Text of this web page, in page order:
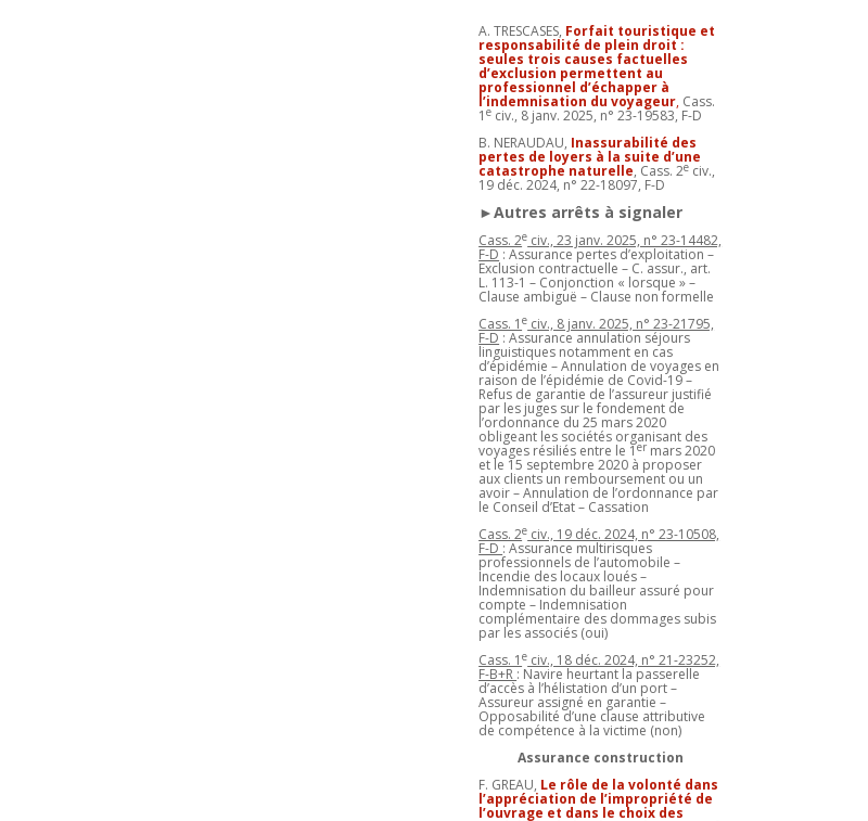
A. TRESCASES, Forfait touristique et
responsabilité de plein droit :
seules trois causes factuelles
d’exclusion permettent au
professionnel d’échapper à
l’indemnisation du voyageur, Cass.
1e civ., 8 janv. 2025, n° 23-19583, F-D
B. NERAUDAU, Inassurabilité des
pertes de loyers à la suite d’une
catastrophe naturelle, Cass. 2e civ.,
19 déc. 2024, n° 22-18097, F-D
►Autres arrêts à signaler
Cass. 2e civ., 23 janv. 2025, n° 23-14482,
F-D : Assurance pertes d’exploitation –
Exclusion contractuelle – C. assur., art.
L. 113-1 – Conjonction « lorsque » –
Clause ambiguë – Clause non formelle
Cass. 1e civ., 8 janv. 2025, n° 23-21795,
F-D : Assurance annulation séjours
linguistiques notamment en cas
d’épidémie – Annulation de voyages en
raison de l’épidémie de Covid-19 –
Refus de garantie de l’assureur justifié
par les juges sur le fondement de
l’ordonnance du 25 mars 2020
obligeant les sociétés organisant des
voyages résiliés entre le 1er mars 2020
et le 15 septembre 2020 à proposer
aux clients un remboursement ou un
avoir – Annulation de l’ordonnance par
le Conseil d’Etat – Cassation
Cass. 2e civ., 19 déc. 2024, n° 23-10508,
F-D : Assurance multirisques
professionnels de l’automobile –
Incendie des locaux loués –
Indemnisation du bailleur assuré pour
compte – Indemnisation
complémentaire des dommages subis
par les associés (oui)
Cass. 1e civ., 18 déc. 2024, n° 21-23252,
F-B+R : Navire heurtant la passerelle
d’accès à l’hélistation d’un port –
Assureur assigné en garantie –
Opposabilité d’une clause attributive
de compétence à la victime (non)
Assurance construction
F. GREAU, Le rôle de la volonté dans
l’appréciation de l’impropriété de
l’ouvrage et dans le choix des